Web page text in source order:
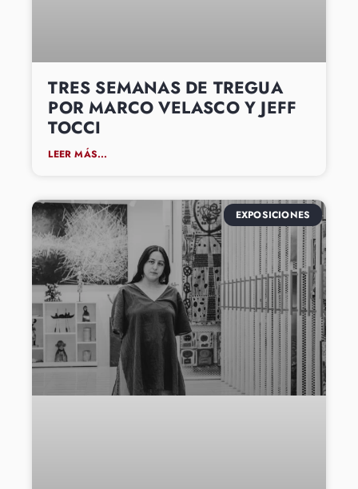
TRES SEMANAS DE TREGUA
POR MARCO VELASCO Y JEFF
TOCCI
LEER MÁS...
EXPOSICIONES